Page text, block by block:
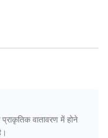
वातावरण में होने